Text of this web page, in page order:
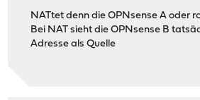
NATtet denn die OPNsense A oder
Bei NAT sieht die OPNsense B
Adresse als Quelle